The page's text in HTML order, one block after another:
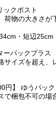
ックポスト
物の大きさが
・短辺
ーパックプラス
サイズを超え、
円】 ゆうパック
梱包不可の場